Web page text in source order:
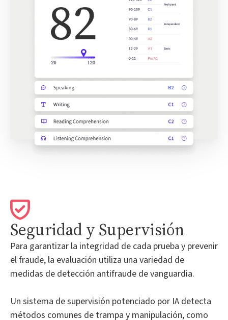
Seguridad y Supervisión
Para garantizar la integridad de cada prueba y prevenir
el fraude, la evaluación utiliza una variedad de
medidas de detección antifraude de vanguardia.
Un sistema de supervisión potenciado por IA detecta
métodos comunes de trampa y manipulación, como